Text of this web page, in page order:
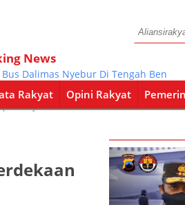
News
Dalimas Nyebur Di Tengah Bengawan
Rakyat Opini Rakyat
Rakyat Pemerintahan Pendidikan